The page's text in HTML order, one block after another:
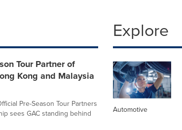
Tour Partner of
Kong and Malaysia
Pre-Season Tour Partners
sees GAC standing behind
Explore
Automotive